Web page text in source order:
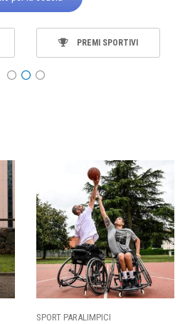
PREMI SPORTIVI
SPORT PARALIMPICI